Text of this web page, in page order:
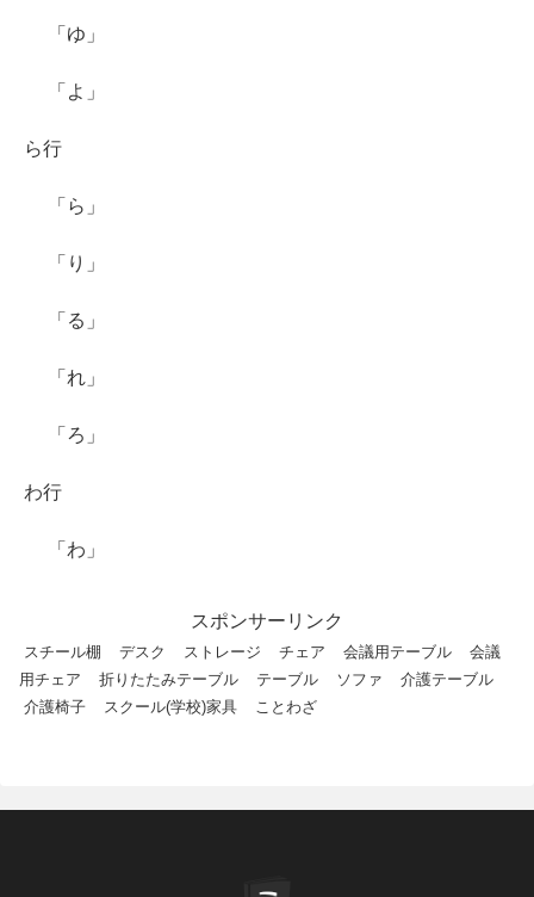
「ゆ」
「よ」
ら行
「ら」
「り」
「る」
「れ」
「ろ」
わ行
「わ」
スポンサーリンク
スチール棚 デスク ストレージ チェア 会議用テーブル
会議
用チェア
折りたたみテーブル テーブル ソファ
介護テーブル
介護椅子
スクール(学校)家具 ことわざ